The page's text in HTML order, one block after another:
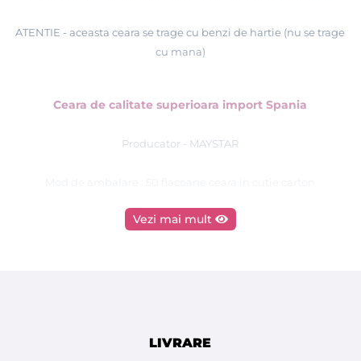
ATENTIE - aceasta ceara se trage cu benzi de hartie (nu se trage
cu mana)
Ceara de calitate superioara import Spania
Producator - MAYSTAR
- rezerva de ceara are aplicata peste rola o folie pentru
STIATI CA :
Vezi mai mult
LIVRARE